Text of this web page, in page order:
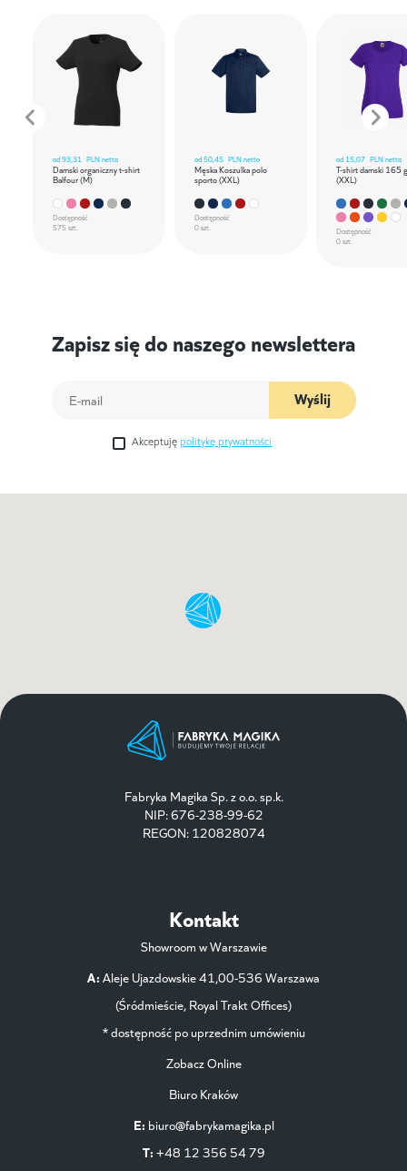
od93,31 PLN netto
Damski organiczny t-shirt
Balfour (M)
Dostępność
575 szt.
od50,45 PLN netto
Męska Koszulka polo
sporto (XXL)
Dostępność
0 szt.
od 15,07 PLN netto
T-shirt damski 165
(XXL)
Dostępność
0 szt.
Zapisz się do naszego newslettera
Wyślij
Akceptuję politykę prywatności
Fabryka Magika Sp. z o.o. sp.k.
NIP: 676-238-99-62
REGON: 120828074
Kontakt
Showroom w Warszawie
A: Aleje Ujazdowskie 41,00-536 Warszawa
(Śródmieście, Royal Trakt Offices)
* dostępność po uprzednim umówieniu
Zobacz Online
Biuro Kraków
E: biuro@fabrykamagika.pl
T: +48 12 356 54 79